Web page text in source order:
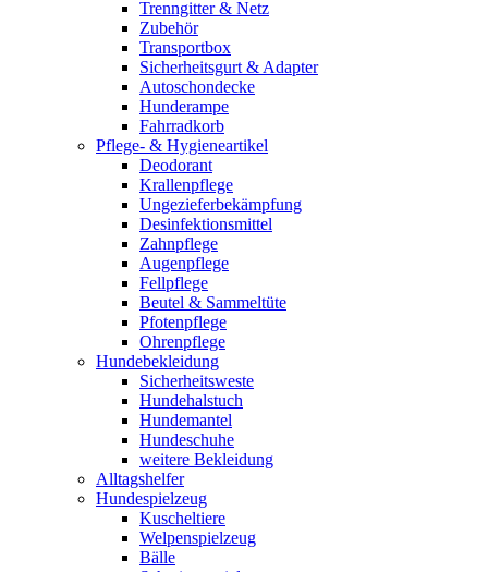
Trenngitter & Netz
Zubehör
Transportbox
Sicherheitsgurt & Adapter
Autoschondecke
Hunderampe
Fahrradkorb
Pflege- & Hygieneartikel
Deodorant
Krallenpflege
Ungezieferbekämpfung
Desinfektionsmittel
Zahnpflege
Augenpflege
Fellpflege
Beutel & Sammeltüte
Pfotenpflege
Ohrenpflege
Hundebekleidung
Sicherheitsweste
Hundehalstuch
Hundemantel
Hundeschuhe
weitere Bekleidung
Alltagshelfer
Hundespielzeug
Kuscheltiere
Welpenspielzeug
Bälle